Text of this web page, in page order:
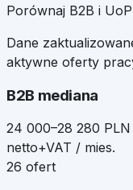
Porównaj B2B i
Dane
aktywne oferty
B2B mediana
24 000–28 280 PLN
netto+VAT / mies.
26 ofert